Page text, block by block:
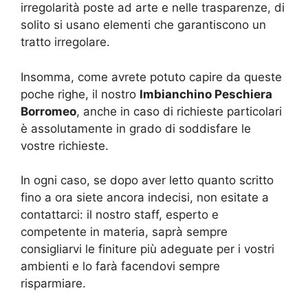
irregolarità poste ad arte e nelle trasparenze, di
solito si usano elementi che garantiscono un
tratto irregolare.
Insomma, come avrete potuto capire da queste
poche righe, il nostro Imbianchino Peschiera
Borromeo, anche in caso di richieste particolari
è assolutamente in grado di soddisfare le
vostre richieste.
In ogni caso, se dopo aver letto quanto scritto
fino a ora siete ancora indecisi, non esitate a
contattarci: il nostro staff, esperto e
competente in materia, saprà sempre
consigliarvi le finiture più adeguate per i vostri
ambienti e lo farà facendovi sempre
risparmiare.